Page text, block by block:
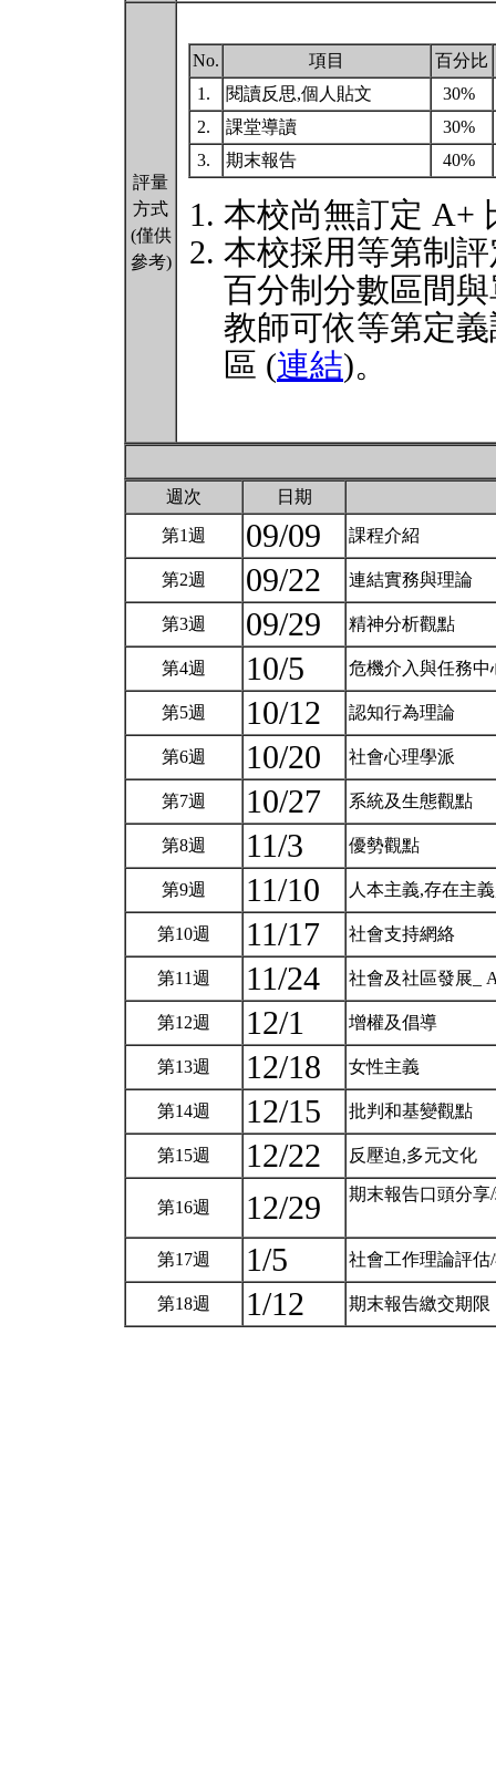
評量
方式
(僅供
參考)
No. 項目
百分比
1.
閱讀反思,個人貼文 30%
2.
課堂導讀 30%
3.
期末報告 40%
本校尚無訂定 A+
本校採用等第制
百分制分數區間
教師可依等第定
區 (連結)。
週次 日期
第1週 09/09 課程介紹
第2週 09/22 連結實務與理論
第3週 09/29 精神分析觀點
第4週 10/5 危機介入與任務
第5週 10/12 認知行為理論
第6週 10/20 社會心理學派
第7週 10/27 系統及生態觀點
第8週 11/3 優勢觀點
第9週 11/10 人本主義,存在主
第10週 11/17 社會支持網絡
第11週 11/24 社會及社區發展_
第12週 12/1 增權及倡導
第13週 12/18 女性主義
第14週 12/15 批判和基變觀點
第15週 12/22 反壓迫,多元文化
第16週 12/29 期末報告口頭分享
第17週 1/5 社會工作理論評
第18週 1/12 期末報告繳交期限